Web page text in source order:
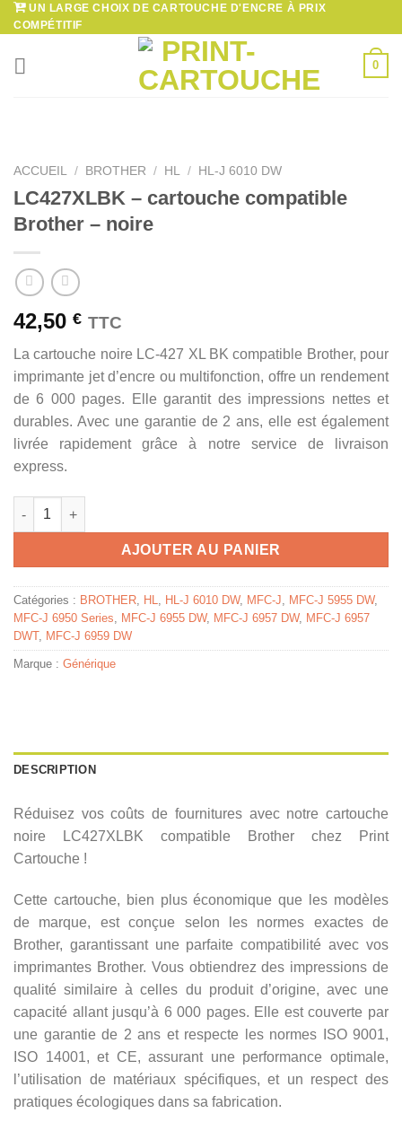
Passer
au
contenu
UN LARGE CHOIX DE CARTOUCHE D'ENCRE À PRIX
COMPÉTITIF
0
ACCUEIL / BROTHER / HL / HL-J 6010 DW
LC427XLBK – cartouche compatible
Brother – noire
42,50 € TTC
La cartouche noire LC-427 XL BK compatible Brother, pour
imprimante jet d’encre ou multifonction, offre un rendement
de 6 000 pages. Elle garantit des impressions nettes et
durables. Avec une garantie de 2 ans, elle est également
livrée rapidement grâce à notre service de livraison
express.
quantité de LC427XLBK - cartouche compatible Brother - noire
AJOUTER AU PANIER
Catégories : BROTHER, HL, HL-J 6010 DW, MFC-J, MFC-J 5955 DW,
MFC-J 6950 Series, MFC-J 6955 DW, MFC-J 6957 DW, MFC-J 6957
DWT, MFC-J 6959 DW
Marque : Générique
DESCRIPTION
Réduisez vos coûts de fournitures avec notre cartouche
noire LC427XLBK compatible Brother chez Print
Cartouche !
Cette cartouche, bien plus économique que les modèles
de marque, est conçue selon les normes exactes de
Brother, garantissant une parfaite compatibilité avec vos
imprimantes Brother. Vous obtiendrez des impressions de
qualité similaire à celles du produit d’origine, avec une
capacité allant jusqu’à 6 000 pages. Elle est couverte par
une garantie de 2 ans et respecte les normes ISO 9001,
ISO 14001, et CE, assurant une performance optimale,
l’utilisation de matériaux spécifiques, et un respect des
pratiques écologiques dans sa fabrication.